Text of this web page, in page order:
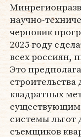
научно-
черновик
2025 году
всех россиян,
Это
квадратных
существующим
системы льгот
съемщиков